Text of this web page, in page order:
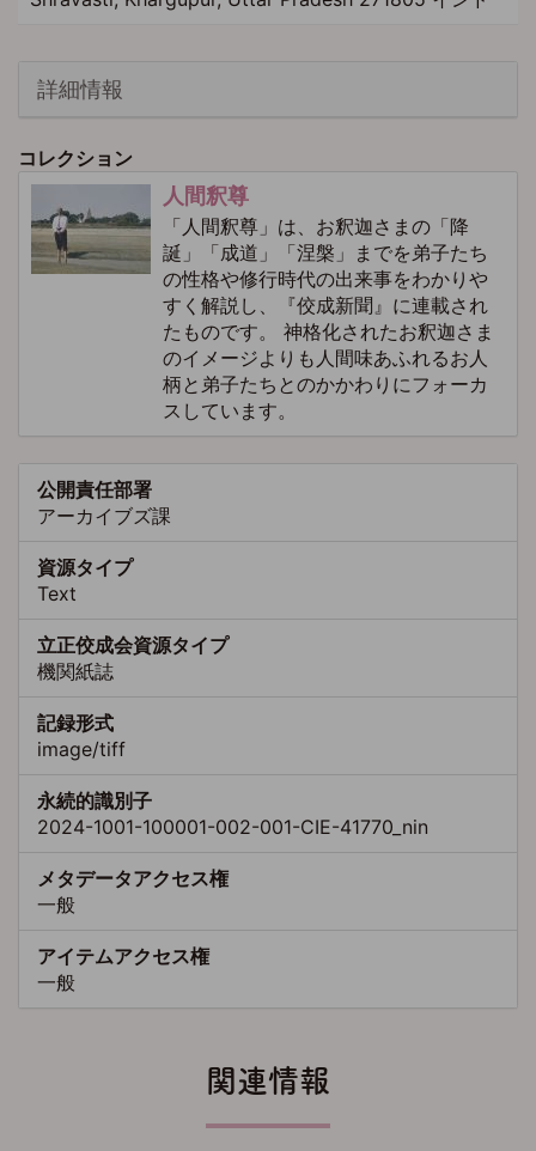
詳細情報
コレクション
人間釈尊
「人間釈尊」は、お釈迦さまの「降
誕」「成道」「涅槃」までを弟子たち
の性格や修行時代の出来事をわかりや
すく解説し、『佼成新聞』に連載され
たものです。 神格化されたお釈迦さま
のイメージよりも人間味あふれるお人
柄と弟子たちとのかかわりにフォーカ
スしています。
公開責任部署
アーカイブズ課
資源タイプ
Text
立正佼成会資源タイプ
機関紙誌
記録形式
image/tiff
永続的識別子
2024-1001-100001-002-001-CIE-41770_nin
メタデータアクセス権
一般
アイテムアクセス権
一般
関連情報